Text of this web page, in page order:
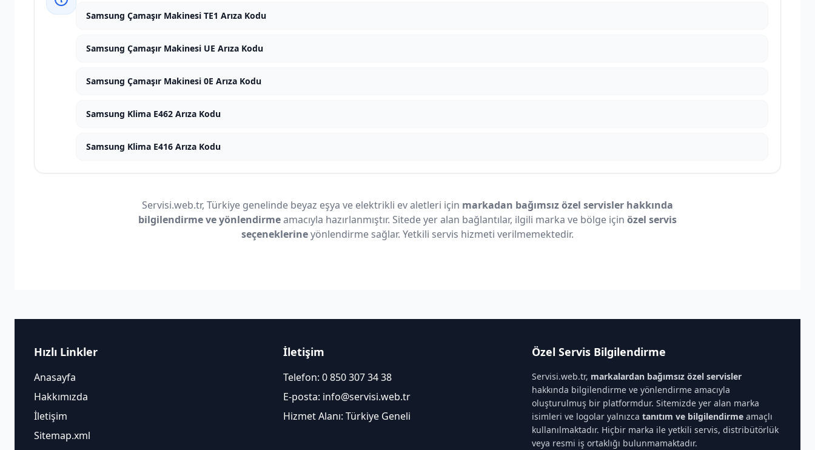
Samsung Çamaşır Makinesi TE1 Arıza Kodu
Samsung Çamaşır Makinesi UE Arıza Kodu
Samsung Çamaşır Makinesi 0E Arıza Kodu
Samsung Klima E462 Arıza Kodu
Samsung Klima E416 Arıza Kodu
Servisi.web.tr, Türkiye genelinde beyaz eşya ve elektrikli ev aletleri için markadan bağımsız özel servisler hakkında
bilgilendirme ve yönlendirmeamacıyla hazırlanmıştır. Sitede yer alan bağlantılar, ilgili marka ve bölge için özel servis
seçeneklerineyönlendirme sağlar. Yetkili servis hizmeti verilmemektedir.
Hızlı Linkler
Anasayfa
Hakkımızda
İletişim
Sitemap.xml
İletişim
Telefon: 0 850 307 34 38
E-posta: info@servisi.web.tr
Hizmet Alanı: Türkiye Geneli
Özel Servis Bilgilendirme
Servisi.web.tr, markalardan bağımsız özel servisler
hakkında bilgilendirme ve yönlendirme amacıyla
oluşturulmuş bir platformdur. Sitemizde yer alan marka
isimleri ve logolar yalnızcatanıtım ve bilgilendirme amaçlı
kullanılmaktadır. Hiçbir marka ile yetkili servis, distribütörlük
veya resmi iş ortaklığı bulunmamaktadır.